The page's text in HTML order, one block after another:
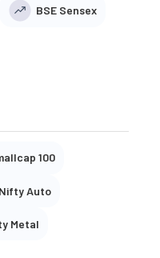
BSE Sensex
100
Nifty Auto
Metal